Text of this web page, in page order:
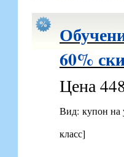
60%
Цена
Вид: купон
класс]